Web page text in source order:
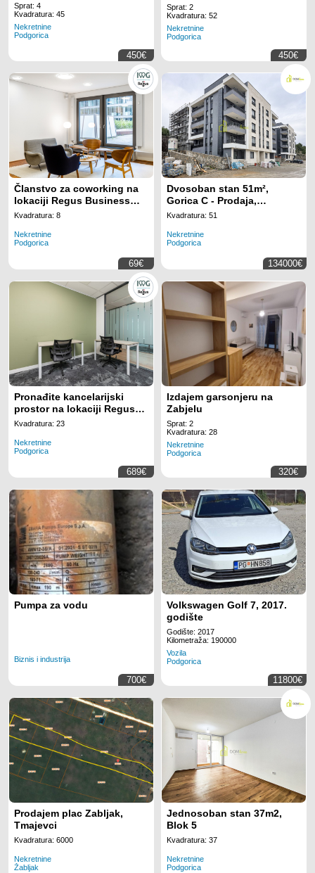
Sprat: 4
Kvadratura: 45
Nekretnine
Podgorica
450€
Sprat: 2
Kvadratura: 52
Nekretnine
Podgorica
450€
Članstvo za coworking na
lokaciji Regus Business
Tower Montenegro
Kvadratura: 8
Nekretnine
Podgorica
69€
Dvosoban stan 51m²,
Gorica C - Prodaja,
Nenamješten, Klimatizovan
Kvadratura: 51
Nekretnine
Podgorica
134000€
Pronađite kancelarijski
prostor na lokaciji Regus
Business Tower
zaposlenih uz potpuno
uključenu uslugu
Kvadratura: 23
Nekretnine
Podgorica
689€
Izdajem garsonjeru na
Zabjelu
Sprat: 2
Kvadratura: 28
Nekretnine
Podgorica
320€
Pumpa za vodu
Biznis i industrija
700€
Volkswagen Golf 7, 2017.
godište
Godište: 2017
Kilometraža: 190000
Vozila
Podgorica
11800€
Prodajem plac Zabljak,
Tmajevci
Kvadratura: 6000
Nekretnine
Žabljak
Jednosoban stan 37m2,
Blok 5
Kvadratura: 37
Nekretnine
Podgorica